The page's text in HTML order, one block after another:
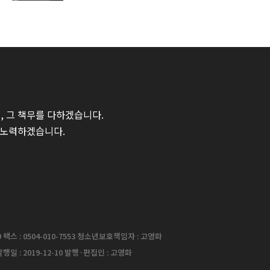
그 책무를 다하겠습니다.
력하겠습니다.
스 : 0504-010-7553 청소년보호책임자 : 고영화
일 : 2019-12-10 발행·편집인 : 고영화